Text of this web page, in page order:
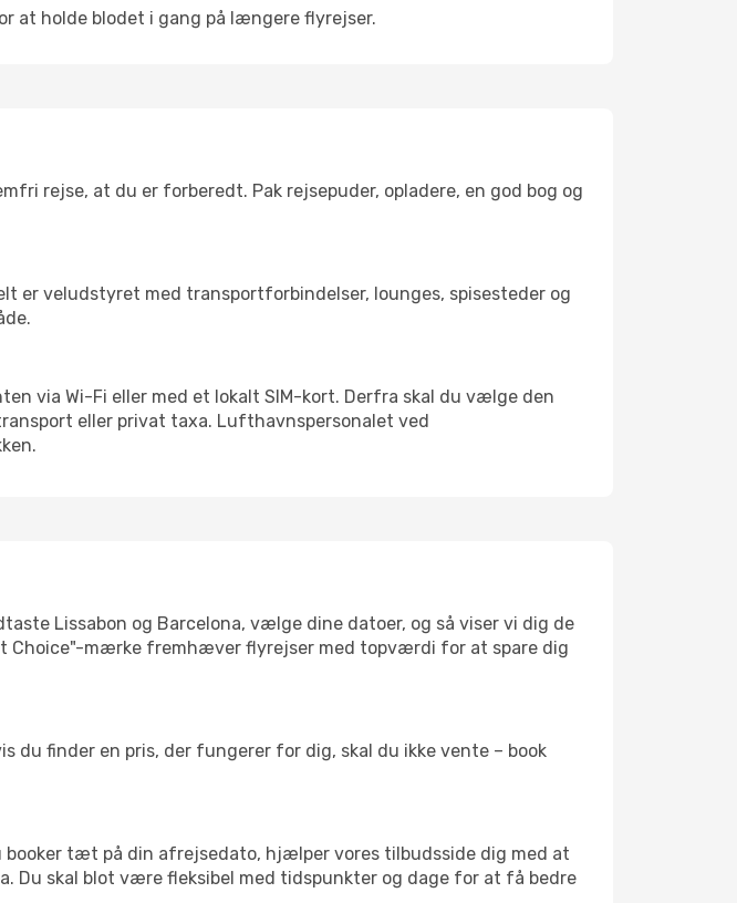
at holde blodet i gang på længere flyrejser.
rejse, at du er forberedt. Pak rejsepuder, opladere, en god bog og
er veludstyret med transportforbindelser, lounges, spisesteder og
via Wi-Fi eller med et lokalt SIM-kort. Derfra skal du vælge den
eller privat taxa. Lufthavnspersonalet ved
Lissabon og Barcelona, vælge dine datoer, og så viser vi dig de
Choice"-mærke fremhæver flyrejser med topværdi for at spare dig
finder en pris, der fungerer for dig, skal du ikke vente – book
booker tæt på din afrejsedato, hjælper vores tilbudsside dig med at
Du skal blot være fleksibel med tidspunkter og dage for at få bedre